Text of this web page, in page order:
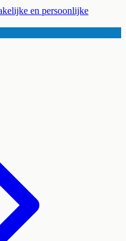
en persoonlijke